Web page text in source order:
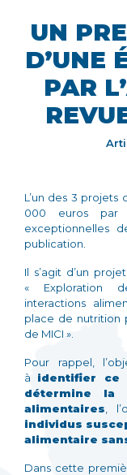
UN
D’UNE
PAR
L’un des 3
000 euros par
exceptionnelles
publication.
Il s’agit d’un
« Exploration
interactions
place de nutrition
de MICI ».
Pour rappel,
à identifier ce
détermine la
alimentaires ,
individus
alimentaire
Dans cette